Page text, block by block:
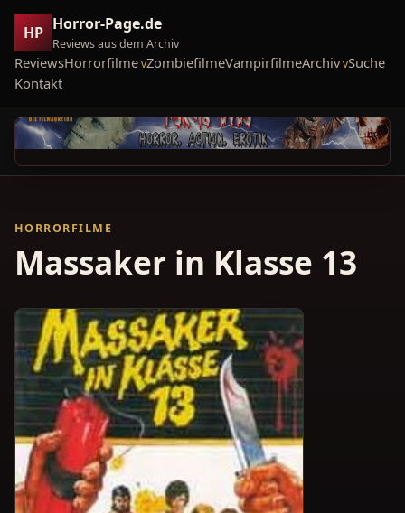
HP Horror-Page.de
Reviews aus dem Archiv
ReviewsHorrorfilme ZombiefilmeVampirfilmeArchiv Suche
Kontakt
HORRORFILME
Massaker in Klasse 13